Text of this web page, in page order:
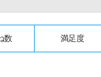
数 満足度